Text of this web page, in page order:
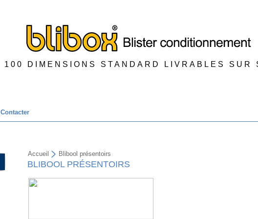
100 DIMENSIONS STANDARD LIVRABLES SUR
Contacter
Accueil Blibool présentoirs
BLIBOOL PRÉSENTOIRS